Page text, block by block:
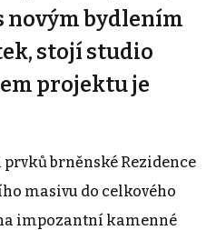
novým bydlením
stojí studio
projektu je
brněnské Rezidence
masivu do celkového
impozantní kamenné